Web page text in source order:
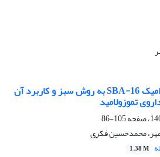
سنتز و شناسایی نانو سرامیک SBA-16 به روش سبز و کاربرد آن
تموزولامید
105-86
محمدحسین فکری
1.38 M